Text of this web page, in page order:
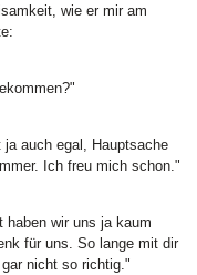
wie er mir am
auch egal, Hauptsache
Ich freu mich schon."
wir uns ja kaum
für uns. So lange mit dir
nicht so richtig."